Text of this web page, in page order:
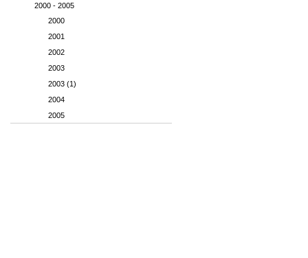
2000 - 2005
2000
2001
2002
2003
2003 (1)
2004
2005